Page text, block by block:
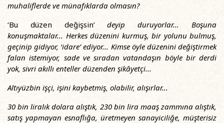
muhaliflerde ve münafıklarda olmasın?
‘Bu düzen değişsin’deyip duruyorlar... Boşuna
konuşmaktalar... Herkes düzenini kurmuş, bir yolunu bulmuş,
geçinip gidiyor, ‘idare’ ediyor... Kimse öyle düzenini değiştirmek
falan istemiyor, sade ve sıradan vatandaşın böyle bir derdi
yok, sivri akıllı enteller düzenden şikâyetçi...
Altıyüzbin işçi, işini kaybetmiş, olabilir, alışırlar...
30 bin liralık dolara alıştık, 230 bin lira maaş zammına alıştık,
satış yapmayan esnaflığa, üretmeyen sanayiciliğe, müşterisiz